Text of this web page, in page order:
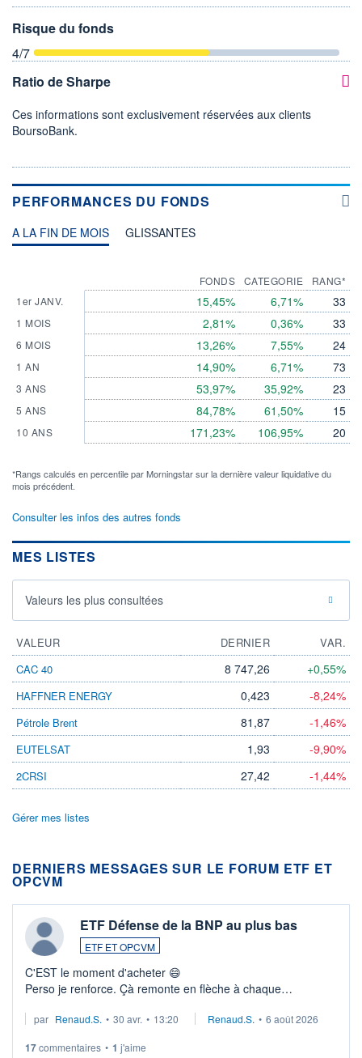
Risque du fonds
4/7
Ratio de Sharpe
Ces informations sont exclusivement réservées aux clients
BoursoBank.
PERFORMANCES DU FONDS
A LA FIN DE MOIS GLISSANTES
1er JANV.
1 MOIS
6 MOIS
1 AN
3 ANS
5 ANS
10 ANS
FONDS
15,45%
2,81%
13,26%
14,90%
53,97%
84,78%
171,23%
CATEGORIE
6,71%
0,36%
7,55%
6,71%
35,92%
61,50%
106,95%
RANG*
33
33
24
73
23
15
20
*Rangs calculés en percentile par Morningstar sur la dernière valeur liquidative du
mois précédent.
Consulter les infos des autres fonds
MES LISTES
Valeurs les plus consultées
VALEUR DERNIER
VAR.
CAC 40
8 747,26 +0,55%
HAFFNER ENERGY 0,423 -8,24%
Pétrole Brent 81,87 -1,46%
EUTELSAT 1,93 -9,90%
2CRSI 27,42 -1,44%
Gérer mes listes
DERNIERS MESSAGES SUR LE FORUM ETF ET
OPCVM
ETF Défense de la BNP au plus bas
ETF ET OPCVM
C'EST le moment d'acheter 😄​
Perso je renforce. Çà remonte en flèche à chaque
Investissement long terme tip top pour sa retraite.
par Renaud.S. • 30 avr. • 13:20 Renaud.S. • 6 août 2026
17commentaires • 1 j'aime